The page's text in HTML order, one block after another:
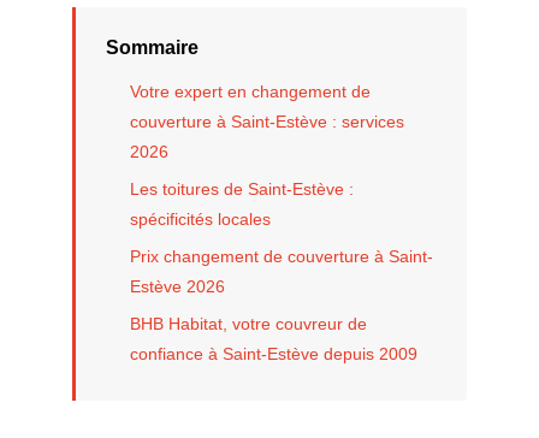
Sommaire
Votre expert en changement de
couverture à Saint-Estève : services
2026
Les toitures de Saint-Estève :
spécificités locales
Prix changement de couverture à Saint-
Estève 2026
BHB Habitat, votre couvreur de
confiance à Saint-Estève depuis 2009